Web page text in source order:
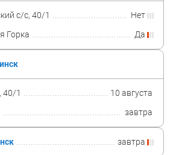
40/1
10 августа
завтра
завтра
с/с, 40/1
Нет
Горка
Да